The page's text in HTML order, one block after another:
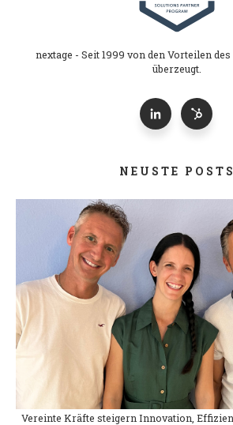
nextage - Seit 1999 von den Vorteilen
überzeugt.
NEUSTE POSTS
Vereinte Kräfte steigern Innovation,